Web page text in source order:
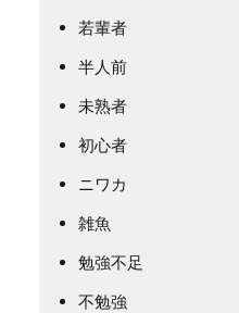
若輩者
半人前
未熟者
初心者
ニワカ
雑魚
勉強不足
不勉強